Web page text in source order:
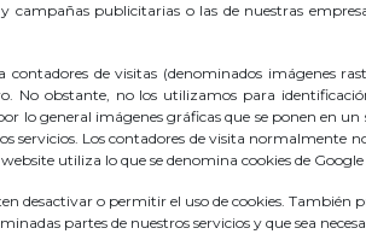
campañas publicitarias o las de nuestras
contadores de visitas (denominados imágenes
No obstante, no los utilizamos para
lo general imágenes gráficas que se ponen en
servicios. Los contadores de visita
utiliza lo que se denomina cookies de
desactivar o permitir el uso de cookies. También
partes de nuestros servicios y que sea